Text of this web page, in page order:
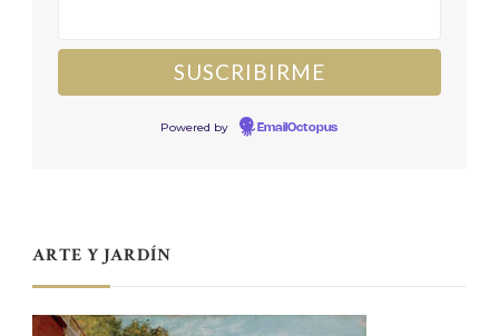
Powered by EmailOctopus
ARTE Y JARDÍN